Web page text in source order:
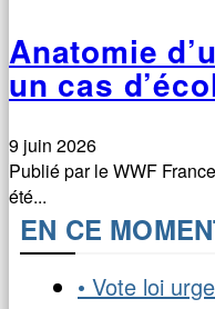
Anatomie
un cas
9 juin 2026
Publié par le WWF
été...
EN CE
• Vote loi